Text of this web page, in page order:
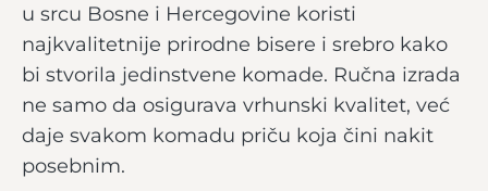
u srcu Bosne i Hercegovine koristi
najkvalitetnije prirodne bisere i srebro kako
bi stvorila jedinstvene komade. Ručna izrada
ne samo da osigurava vrhunski kvalitet, već
daje svakom komadu priču koja čini nakit
posebnim.